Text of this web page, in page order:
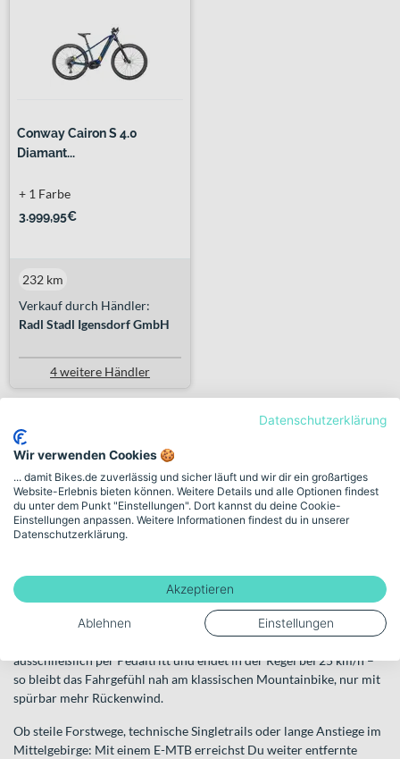
Conway Cairon S 4.0
Diamant...
3.999,95€
+ 1 Farbe
Verkauf durch Händler:
Radl Stadl Igensdorf GmbH
232 km
4 weitere Händler
E-Mountainbikes
Kraftvolle Unterstützung für Deine Abenteuer im
E-Mountainbikes sind speziell für den Einsatz abseits asphaltierter
Straßen entwickelt. Sie kombinieren die typische Geometrie und
Federung eines Mountainbikes mit einem integrierten Motor, der
Dich beim Treten unterstützt. In der EU erfolgt diese Unterstützung
ausschließlich per Pedaltritt und endet in der Regel bei 25 km/h –
so bleibt das Fahrgefühl nah am klassischen Mountainbike, nur mit
spürbar mehr Rückenwind.
Ob steile Forstwege, technische Singletrails oder lange Anstiege im
Mittelgebirge: Mit einem E-MTB erreichst Du weiter entfernte
Datenschutzerklärung
Wir verwenden Cookies 🍪
... damit Bikes.de zuverlässig und sicher läuft und wir dir ein großartiges
Website-Erlebnis bieten können. Weitere Details und alle Optionen findest
du unter dem Punkt "Einstellungen". Dort kannst du deine Cookie-
Einstellungen anpassen. Weitere Informationen findest du in unserer
Datenschutzerklärung.
Akzeptieren
Ablehnen Einstellungen